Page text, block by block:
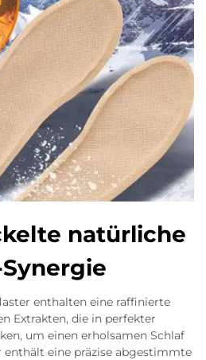
natürliche
enthalten eine raffinierte
Extrakten, die in perfekter
um einen erholsamen Schlaf
enthält eine präzise abgestimmte